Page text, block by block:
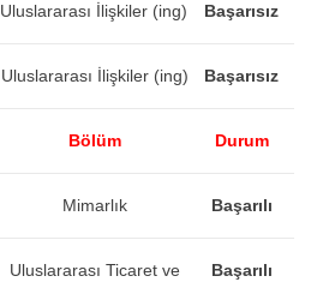
Uluslararası İlişkiler (ing) Başarısız
Uluslararası İlişkiler (ing) Başarısız
Bölüm Durum
Mimarlık Başarılı
Uluslararası Ticaret ve
Başarılı